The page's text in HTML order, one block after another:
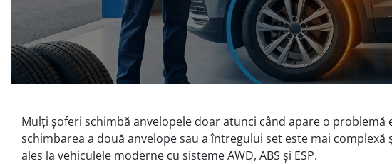
Mulți șoferi schimbă anvelopele doar atunci când apare o
schimbarea a două anvelope sau a întregului set este mai
ales la vehiculele moderne cu sisteme AWD, ABS și ESP.